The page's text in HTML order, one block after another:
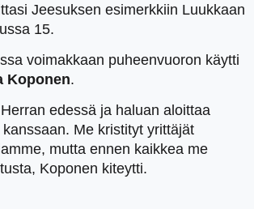
Jeesuksen esimerkkiin Luukkaan
15.
voimakkaan puheenvuoron käytti
Koponen.
edessä ja haluan aloittaa
Me kristityt yrittäjät
mutta ennen kaikkea me
Koponen kiteytti.